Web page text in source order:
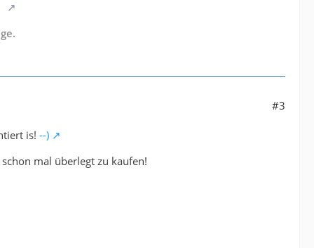
#3
is! --)
mal überlegt zu kaufen!